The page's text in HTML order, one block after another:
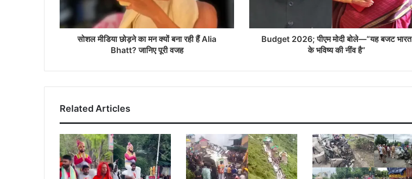
सोशल मीडिया छोड़ने का मन क्यों बना रही हैं Alia
Bhatt? जानिए पूरी वजह
Budget 2026; पीएम मोदी बोले—“यह बजट भारत
के भविष्य की नींव है”
Related Articles